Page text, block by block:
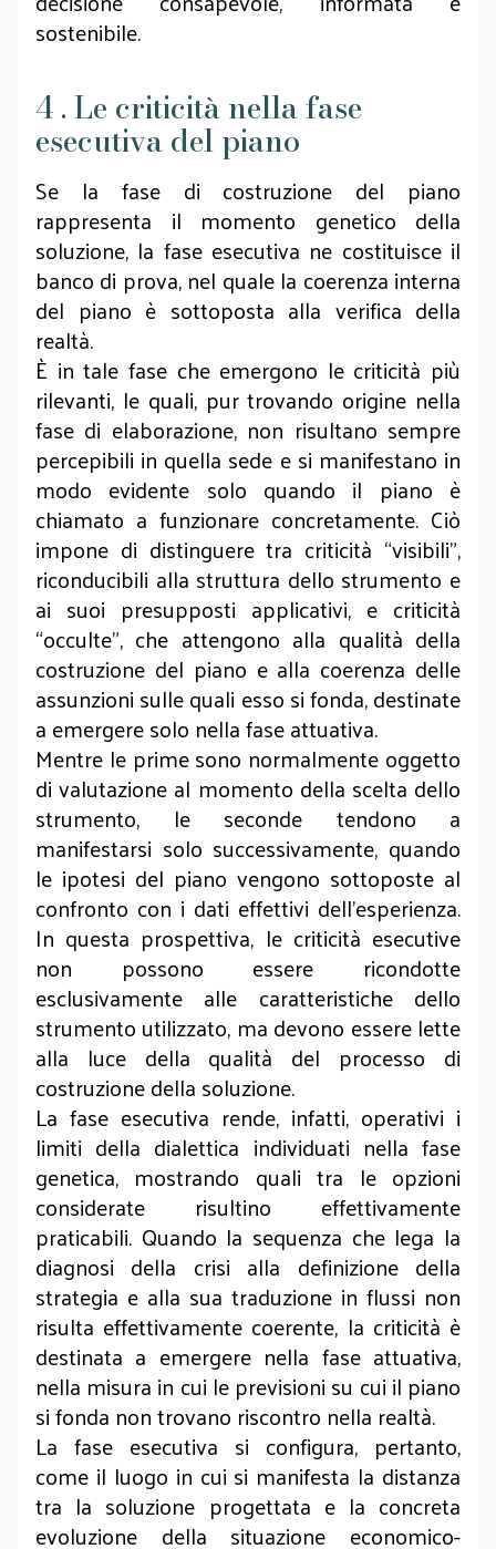
sostenibile.
4 . Le criticità nella fase
esecutiva del piano
Se la fase di costruzione del piano
rappresenta il momento genetico della
soluzione, la fase esecutiva ne costituisce il
banco di prova, nel quale la coerenza interna
del piano è sottoposta alla verifica della
realtà.
È in tale fase che emergono le criticità più
rilevanti, le quali, pur trovando origine nella
fase di elaborazione, non risultano sempre
percepibili in quella sede e si manifestano in
modo evidente solo quando il piano è
chiamato a funzionare concretamente. Ciò
impone di distinguere tra criticità “visibili”,
riconducibili alla struttura dello strumento e
ai suoi presupposti applicativi, e criticità
“occulte”, che attengono alla qualità della
costruzione del piano e alla coerenza delle
assunzioni sulle quali esso si fonda, destinate
a emergere solo nella fase attuativa.
Mentre le prime sono normalmente oggetto
di valutazione al momento della scelta dello
strumento, le seconde tendono a
manifestarsi solo successivamente, quando
le ipotesi del piano vengono sottoposte al
confronto con i dati effettivi dell’esperienza.
In questa prospettiva, le criticità esecutive
non possono essere ricondotte
esclusivamente alle caratteristiche dello
strumento utilizzato, ma devono essere lette
alla luce della qualità del processo di
costruzione della soluzione.
La fase esecutiva rende, infatti, operativi i
limiti della dialettica individuati nella fase
genetica, mostrando quali tra le opzioni
considerate risultino effettivamente
praticabili. Quando la sequenza che lega la
diagnosi della crisi alla definizione della
strategia e alla sua traduzione in flussi non
risulta effettivamente coerente, la criticità è
destinata a emergere nella fase attuativa,
nella misura in cui le previsioni su cui il piano
si fonda non trovano riscontro nella realtà.
La fase esecutiva si configura, pertanto,
come il luogo in cui si manifesta la distanza
tra la soluzione progettata e la concreta
evoluzione della situazione economico-